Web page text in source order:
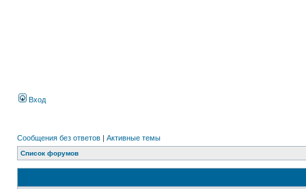
Вход
Сообщения без ответов | Активные темы
Список форумов